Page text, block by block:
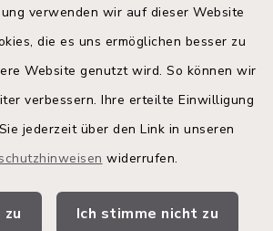
verwenden wir auf dieser Website
die es uns ermöglichen besser zu
Website genutzt wird. So können wir
verbessern. Ihre erteilte Einwilligung
jederzeit über den Link in unseren
widerrufen.
Ich stimme nicht zu
Holstein